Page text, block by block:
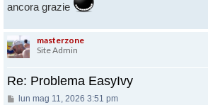
ancora grazie
masterzone
Site Admin
Re: Problema EasyIvy
Messaggio
lun mag 11, 2026 3:51 pm